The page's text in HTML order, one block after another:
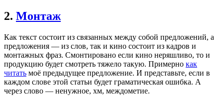
2. Монтаж
Как текст состоит из связанных между собой предложений, а
предложения — из слов, так и кино состоит из кадров и
монтажных фраз. Смонтировано если кино неряшливо, то и
продукцию будет смотреть тяжело такую. Примерно как
читать моё предыдущее предложение. И представьте, если в
каждом слове этой статьи будет граматическая ошибка. А
через слово — ненужное, хм, междометие.